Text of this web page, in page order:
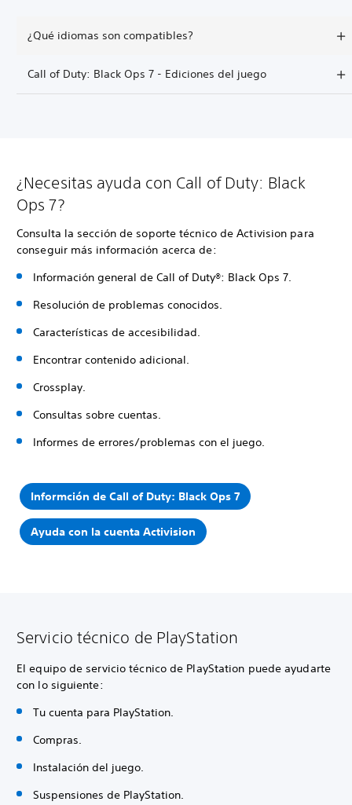
¿Qué idiomas son compatibles?
Call of Duty: Black Ops 7 - Ediciones del juego
¿Necesitas ayuda con Call of Duty: Black
Ops 7?
Consulta la sección de soporte técnico de Activision para
conseguir más información acerca de:
Información general de Call of Duty®: Black Ops 7.
Resolución de problemas conocidos.
Características de accesibilidad.
Encontrar contenido adicional.
Crossplay.
Consultas sobre cuentas.
Informes de errores/problemas con el juego.
Informción de Call of Duty: Black Ops 7
Ayuda con la cuenta Activision
Servicio técnico de PlayStation
El equipo de servicio técnico de PlayStation puede ayudarte
con lo siguiente:
Tu cuenta para PlayStation.
Compras.
Instalación del juego.
Suspensiones de PlayStation.